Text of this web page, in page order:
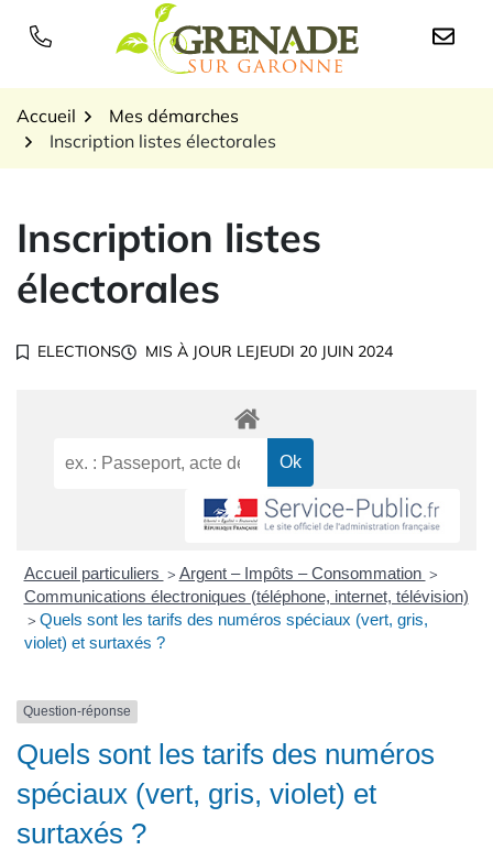
Logo Grenade sur
Accueil
Mes démarches
Inscription listes électorales
Inscription listes
électorales
ELECTIONS MIS À JOUR LEJEUDI 20 JUIN 2024
Accueil particuliers > Argent – Impôts – Consommation >
Communications électroniques (téléphone, internet, télévision)
> Quels sont les tarifs des numéros spéciaux (vert, gris,
violet) et surtaxés ?
Question-réponse
Quels sont les tarifs des numéros
spéciaux (vert, gris, violet) et
surtaxés ?